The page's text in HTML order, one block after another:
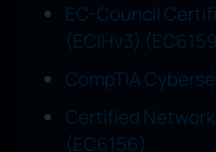
EC-Council
(ECIHv3)
CompTIA
Certified
(EC6156)